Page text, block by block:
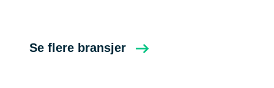
Se flere bransjer